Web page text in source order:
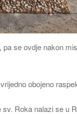
se ovdje nakon
obojeno
Roka nalazi se u